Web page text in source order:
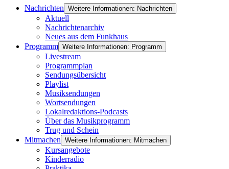
Nachrichten Weitere Informationen: Nachrichten
Aktuell
Nachrichtenarchiv
Neues aus dem Funkhaus
Programm Weitere Informationen: Programm
Livestream
Programmplan
Sendungsübersicht
Playlist
Musiksendungen
Wortsendungen
Lokalredaktions-Podcasts
Über das Musikprogramm
Trug und Schein
Mitmachen Weitere Informationen: Mitmachen
Kursangebote
Kinderradio